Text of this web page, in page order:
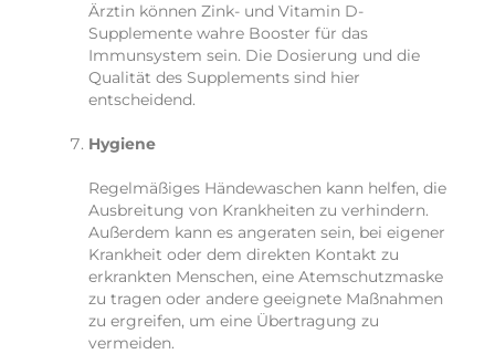
Ärztin können Zink- und Vitamin D-
Supplemente wahre Booster für das
Immunsystem sein. Die Dosierung und die
Qualität des Supplements sind hier
entscheidend.
Hygiene
Regelmäßiges Händewaschen kann helfen, die
Ausbreitung von Krankheiten zu verhindern.
Außerdem kann es angeraten sein, bei eigener
Krankheit oder dem direkten Kontakt zu
erkrankten Menschen, eine Atemschutzmaske
zu tragen oder andere geeignete Maßnahmen
zu ergreifen, um eine Übertragung zu
vermeiden.